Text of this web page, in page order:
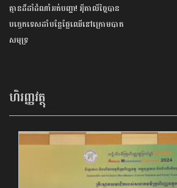
គ្មានដីដាំដំណាំអត់បញ្ហា! អុីតាលីច្នៃបាន
បច្ចេកទេសដាំបន្លែផ្លែឈើនៅក្រោមបាត
សមុទ្រ
ហិរញ្ញវត្ថុ